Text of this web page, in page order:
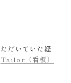
だいていた経
Tailor（看板）